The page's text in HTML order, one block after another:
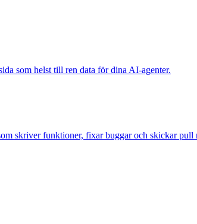
som helst till ren data för dina AI-agenter.
skriver funktioner, fixar buggar och skickar pull